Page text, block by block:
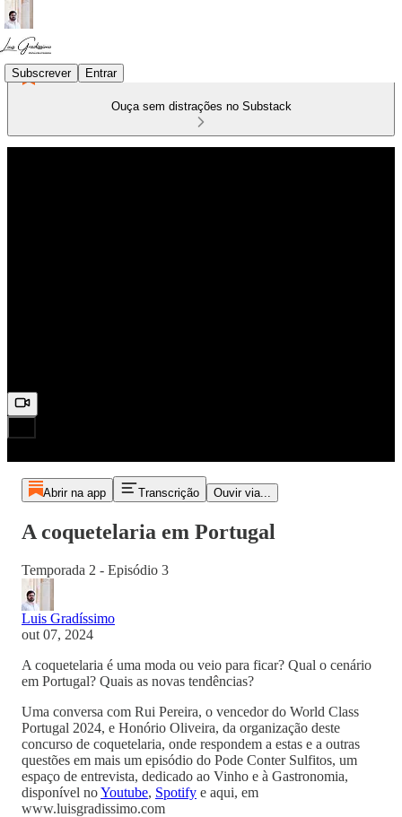
Subscrever Entrar
Ouça sem distrações no Substack
Abrir na app Transcrição Ouvir via...
A coquetelaria em Portugal
Temporada 2 - Episódio 3
Luis Gradíssimo
out 07, 2024
A coquetelaria é uma moda ou veio para ficar? Qual o cenário
em Portugal? Quais as novas tendências?
Uma conversa com Rui Pereira, o vencedor do World Class
Portugal 2024, e Honório Oliveira, da organização deste
concurso de coquetelaria, onde respondem a estas e a outras
questões em mais um episódio do Pode Conter Sulfitos, um
espaço de entrevista, dedicado ao Vinho e à Gastronomia,
disponível noYoutube, Spotify e aqui, em
www.luisgradissimo.com